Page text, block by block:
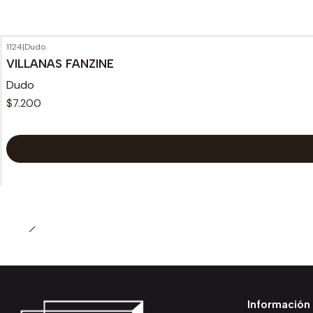
1124|Dudo
VILLANAS FANZINE
Dudo
$7.200
Información